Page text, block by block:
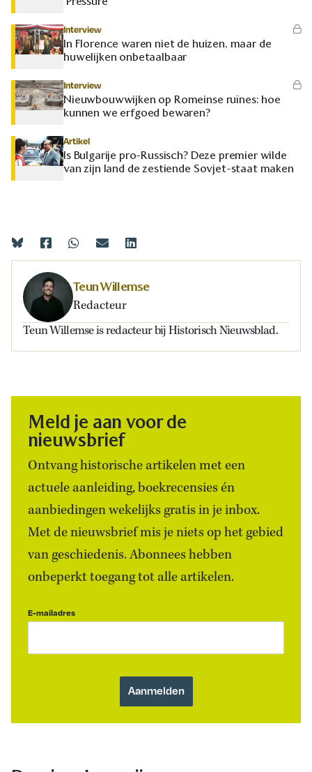
Interview
In Florence waren niet de huizen, maar de
huwelijken onbetaalbaar
Interview
Nieuwbouwwijken op Romeinse ruïnes: hoe
kunnen we erfgoed bewaren?
Artikel
Is Bulgarije pro-Russisch? Deze premier wilde
van zijn land de zestiende Sovjet-staat maken
Teun Willemse
Redacteur
Teun Willemse is redacteur bij Historisch Nieuwsblad.
Meld je aan voor de
nieuwsbrief
Ontvang historische artikelen met een
actuele aanleiding, boekrecensies én
aanbiedingen wekelijks gratis in je inbox.
Met de nieuwsbrief mis je niets op het gebied
van geschiedenis. Abonnees hebben
onbeperkt toegang tot alle artikelen.
E-mailadres